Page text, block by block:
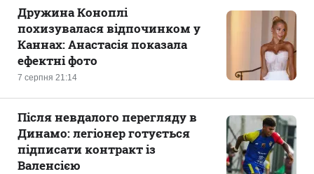
7 серпня 21:14
Дружина Коноплі
похизувалася відпочинком у
Каннах: Анастасія показала
ефектні фото
Після невдалого перегляду в
Динамо: легіонер готується
підписати контракт із
Валенсією